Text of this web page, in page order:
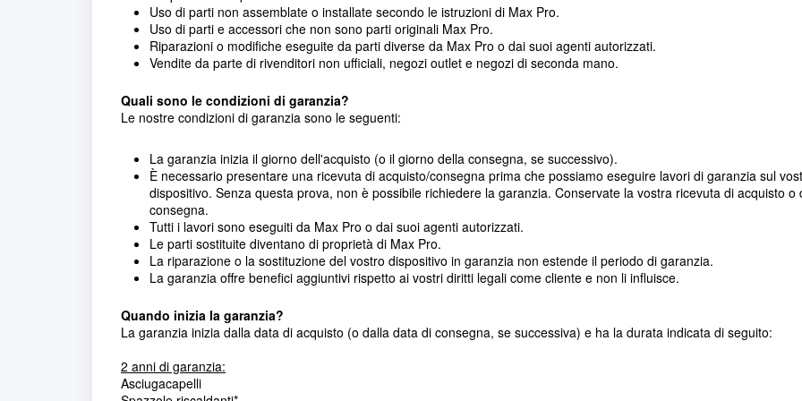
Uso di parti non assemblate o installate secondo le istruzioni di Max Pro.
Uso di parti e accessori che non sono parti originali Max Pro.
Riparazioni o modifiche eseguite da parti diverse da Max Pro o dai suoi agenti autorizzati.
Vendite da parte di rivenditori non ufficiali, negozi outlet e negozi di seconda mano.
Quali sono le condizioni di garanzia?
Le nostre condizioni di garanzia sono le seguenti:
La garanzia inizia il giorno dell'acquisto (o il giorno della consegna, se successivo).
È necessario presentare una ricevuta di acquisto/consegna prima che possiamo eseguire lavori di garanzia sul
dispositivo. Senza questa prova, non è possibile richiedere la garanzia. Conservate la vostra ricevuta di acquisto o
consegna.
Tutti i lavori sono eseguiti da Max Pro o dai suoi agenti autorizzati.
Le parti sostituite diventano di proprietà di Max Pro.
La riparazione o la sostituzione del vostro dispositivo in garanzia non estende il periodo di garanzia.
La garanzia offre benefici aggiuntivi rispetto ai vostri diritti legali come cliente e non li influisce.
Quando inizia la garanzia?
La garanzia inizia dalla data di acquisto (o dalla data di consegna, se successiva) e ha la durata indicata di seguito:
2 anni di garanzia:
Asciugacapelli